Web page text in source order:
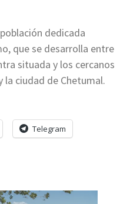
dedicada
que se desarrolla entre
situada y los cercanos
ciudad de Chetumal.
Telegram